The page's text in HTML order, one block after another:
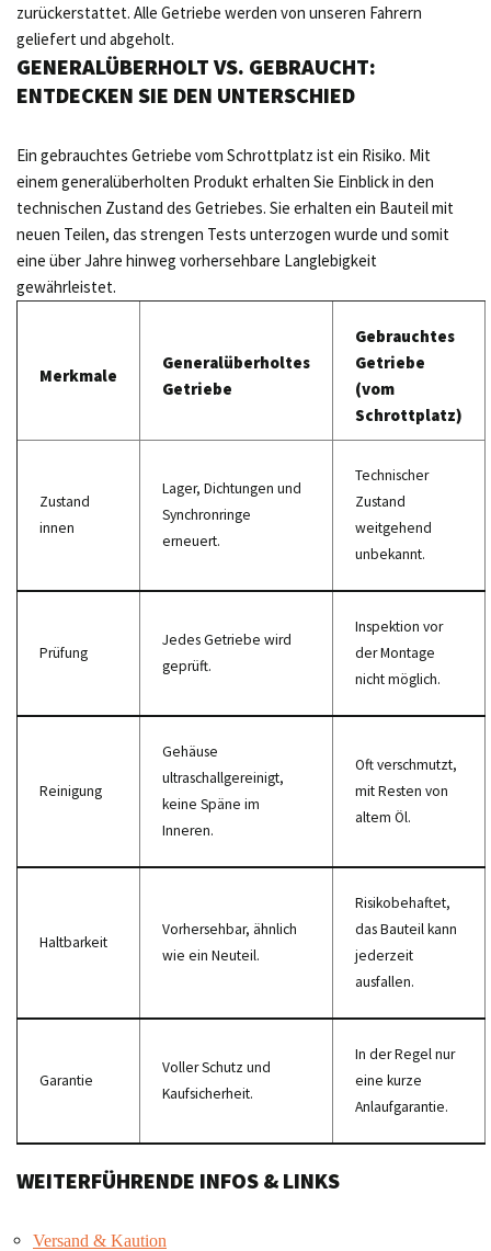
zurückerstattet. Alle Getriebe werden von unseren Fahrern
geliefert und abgeholt.
GENERALÜBERHOLT VS. GEBRAUCHT:
ENTDECKEN SIE DEN UNTERSCHIED
Ein gebrauchtes Getriebe vom Schrottplatz ist ein Risiko. Mit
einem generalüberholten Produkt erhalten Sie Einblick in den
technischen Zustand des Getriebes. Sie erhalten ein Bauteil mit
neuen Teilen, das strengen Tests unterzogen wurde und somit
eine über Jahre hinweg vorhersehbare Langlebigkeit
gewährleistet.
Merkmale
Generalüberholtes
Getriebe
Gebrauchtes
Getriebe
(vom
Schrottplatz)
Zustand
innen
Lager, Dichtungen und
Synchronringe
erneuert.
Technischer
Zustand
weitgehend
unbekannt.
Prüfung
Jedes Getriebe wird
geprüft.
Inspektion vor
der Montage
nicht möglich.
Reinigung
Gehäuse
ultraschallgereinigt,
keine Späne im
Inneren.
Oft verschmutzt,
mit Resten von
altem Öl.
Haltbarkeit
Vorhersehbar, ähnlich
wie ein Neuteil.
Risikobehaftet,
das Bauteil kann
jederzeit
ausfallen.
Garantie
Voller Schutz und
Kaufsicherheit.
In der Regel nur
eine kurze
Anlaufgarantie.
WEITERFÜHRENDE INFOS & LINKS
Versand & Kaution